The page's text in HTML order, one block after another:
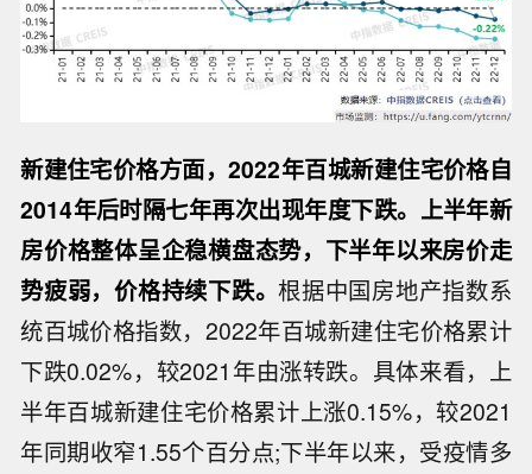
新建住宅价格方面，2022年百城新建住宅价格自
2014年后时隔七年再次出现年度下跌。上半年新
房价格整体呈企稳横盘态势，下半年以来房价走
势疲弱，价格持续下跌。根据中国房地产指数系
统百城价格指数，2022年百城新建住宅价格累计
下跌0.02%，较2021年由涨转跌。具体来看，上
半年百城新建住宅价格累计上涨0.15%，较2021
年同期收窄1.55个百分点;下半年以来，受疫情多